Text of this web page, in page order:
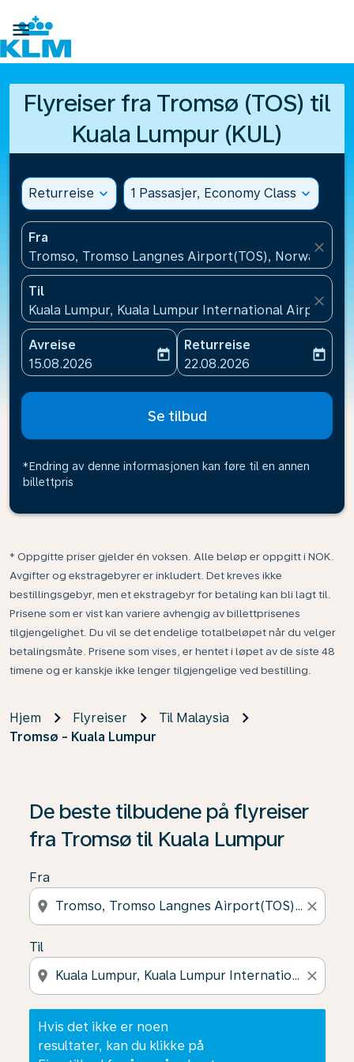

Flyreiser fra Tromsø (TOS) til
Kuala Lumpur (KUL)
Returreise expand_more 1 Passasjer, Economy Class expand_more
Fra
Tromso, Tromso Langnes Airport(TOS), Norway
close
Til
Kuala Lumpur, Kuala Lumpur International
close
Avreise
fc-booking-departure-date-aria-label
15.08.2026
today
Returreise
fc-booking-return-date-
22.08.2026
today
Se tilbud
*Endring av denne informasjonen kan føre til en annen
billettpris
* Oppgitte priser gjelder én voksen. Alle beløp er oppgitt i NOK.
Avgifter og ekstragebyrer er inkludert. Det kreves ikke
bestillingsgebyr, men et ekstragebyr for betaling kan bli lagt til.
Prisene som er vist kan variere avhengig av billettprisenes
tilgjengelighet. Du vil se det endelige totalbeløpet når du velger
betalingsmåte. Prisene som vises, er hentet i løpet av de siste 48
timene og er kanskje ikke lenger tilgjengelige ved bestilling.
Hjem Flyreiser
Til Malaysia
Tromsø - Kuala Lumpur
De beste tilbudene på flyreiser
fra Tromsø til Kuala Lumpur
Fra
location_on close
Til
location_on close
Hvis det ikke er noen
resultater, kan du klikke på
Hvis det ikke er noen resultater, kan du klikke på